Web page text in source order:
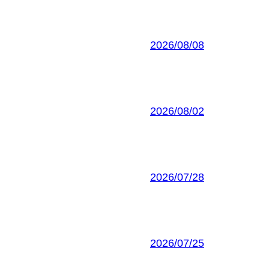
2026/08/08
2026/08/02
2026/07/28
2026/07/25